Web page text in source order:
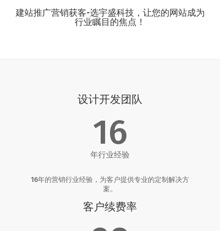
建站推广营销获客-选宇盛科技，让您的网站成为
行业瞩目的焦点！
设计开发团队
16
年行业经验
16年的营销行业经验，为客户提供专业的定制解决方
案。
客户续费率